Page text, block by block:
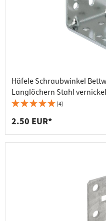
Häfele Schraubwinkel
Langlöchern Stahl
(4)
2.50 EUR*